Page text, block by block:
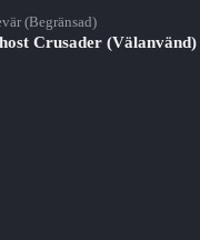
(Begränsad)
Crusader (Välanvänd)